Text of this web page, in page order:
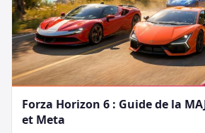
Forza Horizon 6 : Guide de la
et Meta